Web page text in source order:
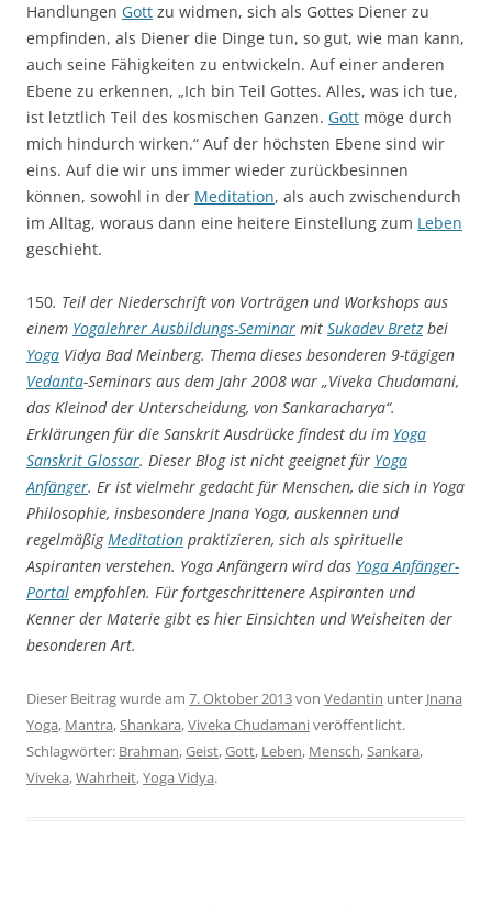
Handlungen Gott zu widmen, sich als Gottes Diener zu
empfinden, als Diener die Dinge tun, so gut, wie man kann,
auch seine Fähigkeiten zu entwickeln. Auf einer anderen
Ebene zu erkennen, „Ich bin Teil Gottes. Alles, was ich tue,
ist letztlich Teil des kosmischen Ganzen. Gott möge durch
mich hindurch wirken.“ Auf der höchsten Ebene sind wir
eins. Auf die wir uns immer wieder zurückbesinnen
können, sowohl in der Meditation, als auch zwischendurch
im Alltag, woraus dann eine heitere Einstellung zum Leben
geschieht.
150. Teil der Niederschrift von Vorträgen und Workshops aus
einem Yogalehrer Ausbildungs-Seminar mit Sukadev Bretz bei
Yoga Vidya Bad Meinberg. Thema dieses besonderen 9-tägigen
Vedanta-Seminars aus dem Jahr 2008 war „Viveka Chudamani,
das Kleinod der Unterscheidung, von Sankaracharya“.
Erklärungen für die Sanskrit Ausdrücke findest du im Yoga
Sanskrit Glossar. Dieser Blog ist nicht geeignet für Yoga
Anfänger. Er ist vielmehr gedacht für Menschen, die sich in Yoga
Philosophie, insbesondere Jnana Yoga, auskennen und
regelmäßigMeditation praktizieren, sich als spirituelle
Aspiranten verstehen. Yoga Anfängern wird das YogaAnfänger-
Portal empfohlen. Für fortgeschrittenere Aspiranten und
Kenner der Materie gibt es hier Einsichten und Weisheiten der
besonderen Art.
Dieser Beitrag wurde am 7. Oktober 2013von Vedantin unter Jnana
Yoga, Mantra,Shankara,Viveka Chudamaniveröffentlicht.
Schlagwörter: Brahman,Geist,Gott, Leben, Mensch,Sankara,
Viveka,Wahrheit,Yoga Vidya.